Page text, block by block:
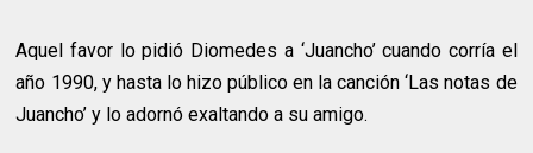
Aquel favor lo pidió Diomedes a ‘Juancho’ cuando corría el
año 1990, y hasta lo hizo público en la canción ‘Las notas de
Juancho’ y lo adornó exaltando a su amigo.